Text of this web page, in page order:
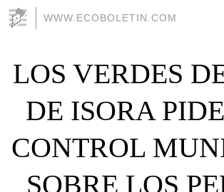
WWW.ECOBOLETIN.COM
LOS VERDES
DE ISORA
CONTROL
SOBRE LOS